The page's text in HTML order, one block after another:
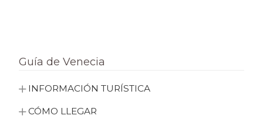
Guía de Venecia
INFORMACIÓN TURÍSTICA
CÓMO LLEGAR